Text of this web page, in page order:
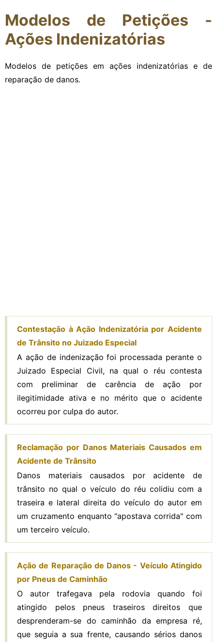
Modelos de Petições -
Ações Indenizatórias
Modelos de petições em ações indenizatórias e de
reparação de danos.
Contestação à Ação Indenizatória por Acidente
de Trânsito no Juizado Especial
A ação de indenização foi processada perante o
Juizado Especial Civil, na qual o réu contesta
com preliminar de carência de ação por
ilegitimidade ativa e no mérito que o acidente
ocorreu por culpa do autor.
Reclamação por Danos Materiais Causados em
Acidente de Trânsito
Danos materiais causados por acidente de
trânsito no qual o veículo do réu colidiu com a
traseira e lateral direita do veículo do autor em
um cruzamento enquanto "apostava corrida" com
um terceiro veículo.
Ação de Reparação de Danos - Veículo Atingido
por Pneus de Caminhão
O autor trafegava pela rodovia quando foi
atingido pelos pneus traseiros direitos que
desprenderam-se do caminhão da empresa ré,
que seguia a sua frente, causando sérios danos